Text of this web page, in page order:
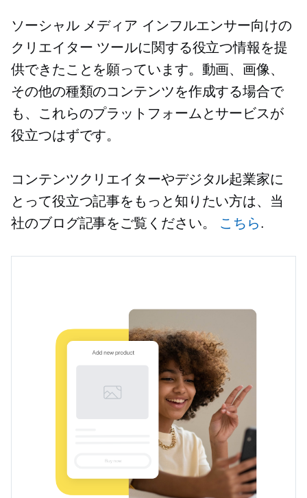
ソーシャル メディア インフルエンサー向けの
クリエイター ツールに関する役立つ情報を提
供できたことを願っています。動画、画像、
その他の種類のコンテンツを作成する場合で
も、これらのプラットフォームとサービスが
役立つはずです。
コンテンツクリエイターやデジタル起業家に
とって役立つ記事をもっと知りたい方は、当
社のブログ記事をご覧ください。 こちら.